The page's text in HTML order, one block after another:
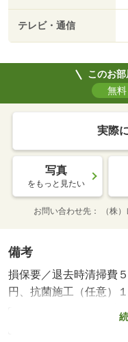
テレビ・通信
このお部
無
実際
写真
をもっと見たい
お問い合わせ先 （株
備考
損保要／退去時清掃費
円、抗菌施工（任意）
５５０円／月、更新手
保証会社利用必：保証